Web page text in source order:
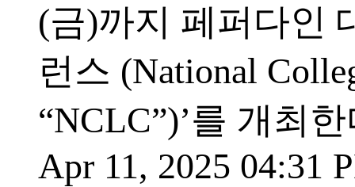
(금)까지 페퍼다인
런스 (National
“NCLC”)’를 개최
Apr 11, 2025 04:31